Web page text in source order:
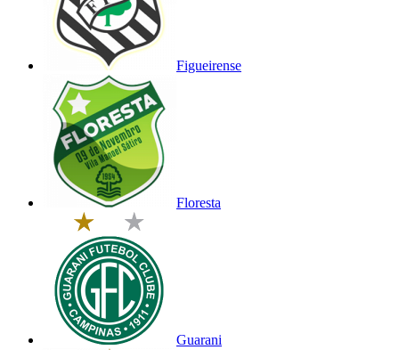
Figueirense
Floresta
Guarani